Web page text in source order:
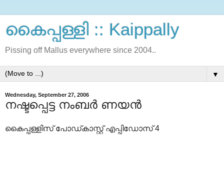
കൈപ്പള്ളി :: Kaippally
Pissing off Mallus everywhere since 2004..
▼
Wednesday, September 27, 2006
നഷ്ടപ്പെട്ട നംബര്‍ ണയന്‍
കൈപ്പള്ളിസ് പോഡ്കാസ്റ്റ് എപ്പിഡോസ് 4